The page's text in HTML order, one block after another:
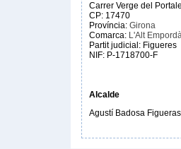
Carrer Verge del
CP: 17470
Província: Girona
Comarca: L'Alt
Partit judicial: Figueres
NIF: P-1718700-F
Alcalde
Agustí Badosa Figueras